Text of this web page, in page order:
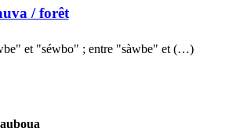
/ forêt
et "séwbo" ; entre "sàwbe" et (…)